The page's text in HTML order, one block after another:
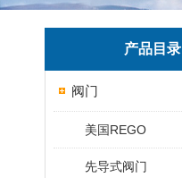
产品目录
阀门
美国REGO
先导式阀门